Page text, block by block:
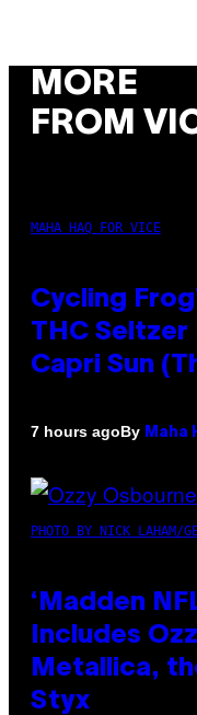
MORE
FROM
MAHA HAQ FOR VICE
Cycling
THC Seltzer
Capri Sun
7 hours agoBy Maha
PHOTO BY NICK LAHAM/
‘Madden
Includes
Metallica,
Styx